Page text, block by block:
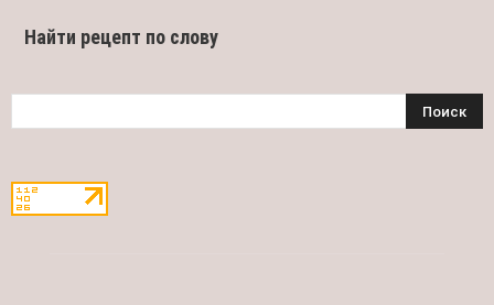
Найти рецепт по слову